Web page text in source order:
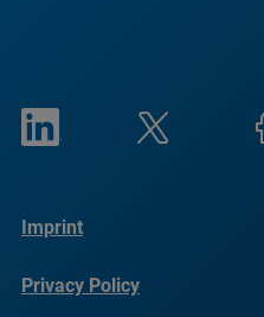
Imprint
Privacy Policy